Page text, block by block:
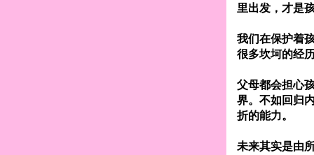
里出发，才是
我们在保护着
很多坎坷的经
父母都会担心
界。不如回归
折的能力。
未来其实是由